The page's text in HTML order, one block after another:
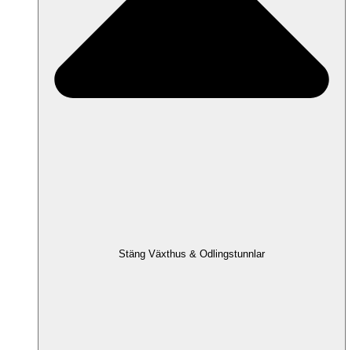
Stäng Växthus & Odlingstunnlar